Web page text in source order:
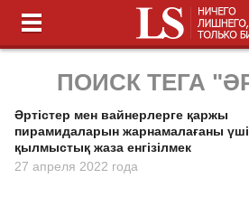
ПОИСК ТЕГА
Әртiстер мен вайнерлерге қаржы
пирамидаларын жарнамалағаны
қылмыстық жаза енгізілмек
27 апреля 2022 года